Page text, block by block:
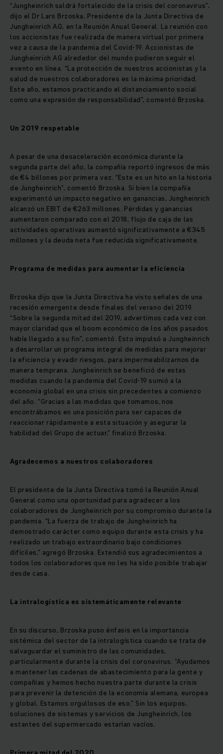
“Jungheinrich saldrá fortalecido de la crisis del coronavirus”,
dijo el Dr Lars Brzoska, Presidente de la Junta Directiva de
Jungheinrich AG, en la Reunión Anual General. La reunión con
los accionistas fue realizada de manera virtual por primera
vez a causa de la pandemia del Covid-19. Accionistas de
Jungheinrich AG alrededor del mundo pudieron seguir el
evento en línea. “La protección de nuestros accionistas y la
salud de nuestros colaboradores es la máxima prioridad.
Este año, estamos practicando el distanciamiento social
como una expresión de responsabilidad”, comentó Brzoska.
Un 2019 respetable
A pesar de una desaceleración económica durante la
segunda parte del año, la compañía reportó ingresos de más
de €4 billones por primera vez. “Este es un hito en la historia
de Jungheinrich”, comentó Brzoska. Si bien la compañía
experimentó un impacto negativo en ganancias, Jungheinrich
alcanzó un EBIT de €263 millones. Pérdidas y ganancias
aumentaron comparado con el 2018, flujo de caja de las
actividades operativas aumentó significativamente a €345
millones y la deuda neta fue reducida significativamente.
Programa de medidas para aumentar la eficiencia
Brzoska dijo que la Junta Directiva ha visto señales de una
recesión emergente desde finales del verano del 2019.
“Sobre la segunda mitad del 2019, advertimos cada vez con
mayor claridad que el boom económico de los años pasados
había llegado a su fin”, comentó. Esto impulsó a Jungheinrich
a desarrollar un programa integral de medidas para mejorar
la eficiencia y evadir riesgos, para impermeabilizarnos de
manera temprana. Jungheinrich se benefició de estas
medidas cuando la pandemia del Covid-19 sumió a la
economía global en una crisis sin precedentes a comienzo
del año. “Gracias a las medidas que tomamos, nos
encontrábamos en una posición para ser capaces de
reaccionar rápidamente a esta situación y asegurar la
habilidad del Grupo de actuar,” finalizó Brzoska.
Agradecemos a nuestros colaboradores
El presidente de la Junta Directiva tomó la Reunión Anual
General como una oportunidad para agradecer a los
colaboradores de Jungheinrich por su compromiso durante la
pandemia. “La fuerza de trabajo de Jungheinrich ha
demostrado carácter como equipo durante esta crisis y ha
realizado un trabajo extraordinario bajo condiciones
difíciles,” agregó Brzoska. Extendió sus agradecimientos a
todos los colaboradores que no les ha sido posible trabajar
desde casa.
La intralogística es sistemáticamente relevante
En su discurso, Brzoska puso énfasis en la importancia
sistémica del sector de la intralogística cuando se trata de
salvaguardar el suministro de las comunidades,
particularmente durante la crisis del coronavirus. “Ayudamos
a mantener las cadenas de abastecimiento para la gente y
compañías y hemos hecho nuestra parte durante la crisis
para prevenir la detención de la economía alemana, europea
y global. Estamos orgullosos de eso.” Sin los equipos,
soluciones de sistemas y servicios de Jungheinrich, los
estantes del supermercado estarían vacíos.